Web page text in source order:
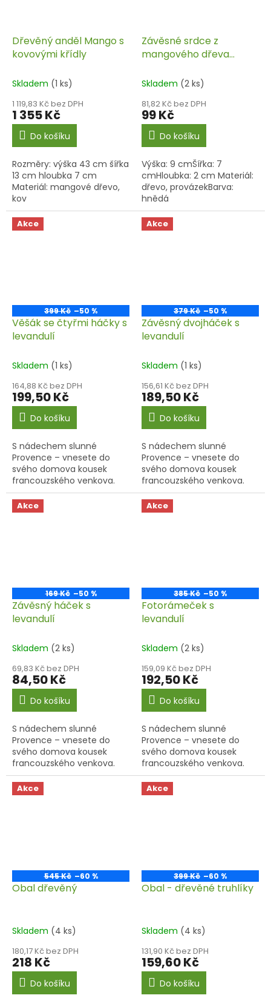
Dřevěný anděl Mango s
kovovými křídly
Skladem (1 ks)
1 119,83 Kč bez DPH
1 355 Kč
Do košíku
Rozměry: výška 43 cm šířka
13 cm hloubka 7 cm
Materiál: mangové dřevo,
kov
Závěsné srdce z
mangového dřeva
Skladem (2 ks)
81,82 Kč bez DPH
99 Kč
Do košíku
Výška: 9 cmŠířka: 7
cmHloubka: 2 cm Materiál:
dřevo, provázekBarva:
hnědá
Akce
399 Kč –50 %
Věšák se čtyřmi háčky s
levandulí
Skladem (1 ks)
164,88 Kč bez DPH
199,50 Kč
Do košíku
S nádechem slunné
Provence – vnesete do
svého domova kousek
francouzského venkova.
Akce
379 Kč –50 %
Závěsný dvojháček s
levandulí
Skladem (1 ks)
156,61 Kč bez DPH
189,50 Kč
Do košíku
S nádechem slunné
Provence – vnesete do
svého domova kousek
francouzského venkova.
Akce
169 Kč –50 %
Závěsný háček s
levandulí
Skladem (2 ks)
69,83 Kč bez DPH
84,50 Kč
Do košíku
S nádechem slunné
Provence – vnesete do
svého domova kousek
francouzského venkova.
Akce
385 Kč –50 %
Fotorámeček s
levandulí
Skladem (2 ks)
159,09 Kč bez DPH
192,50 Kč
Do košíku
S nádechem slunné
Provence – vnesete do
svého domova kousek
francouzského venkova.
Akce
545 Kč –60 %
Obal dřevěný
Skladem (4 ks)
180,17 Kč bez DPH
218 Kč
Do košíku
Akce
399 Kč –60 %
Obal - dřevěné truhlíky
Skladem (4 ks)
131,90 Kč bez DPH
159,60 Kč
Do košíku